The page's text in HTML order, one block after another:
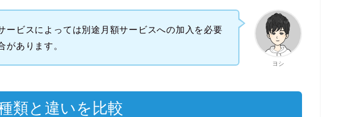
ヨシ
ービスによっては別途月額サービスへの加入を必要
があります。
類と違いを比較